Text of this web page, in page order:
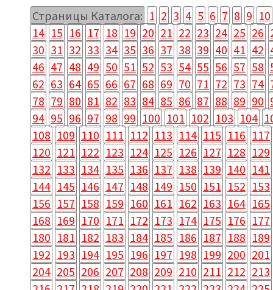
Страницы Каталога: 1 2 3 4 5 6 7 8 9 10
14 15 16 17 18 19 20 21 22 23 24 25 26
30 31 32 33 34 35 36 37 38 39 40 41 42
46 47 48 49 50 51 52 53 54 55 56 57 58
62 63 64 65 66 67 68 69 70 71 72 73 74
78 79 80 81 82 83 84 85 86 87 88 89 90
94 95 96 97 98 99 100 101 102 103 104
108 109 110 111 112 113 114 115 116 117
120 121 122 123 124 125 126 127 128 129
132 133 134 135 136 137 138 139 140 141
144 145 146 147 148 149 150 151 152 153
156 157 158 159 160 161 162 163 164 165
168 169 170 171 172 173 174 175 176 177
180 181 182 183 184 185 186 187 188 189
192 193 194 195 196 197 198 199 200 201
204 205 206 207 208 209 210 211 212 213